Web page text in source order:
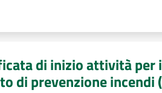
di inizio attività
di prevenzione incendi